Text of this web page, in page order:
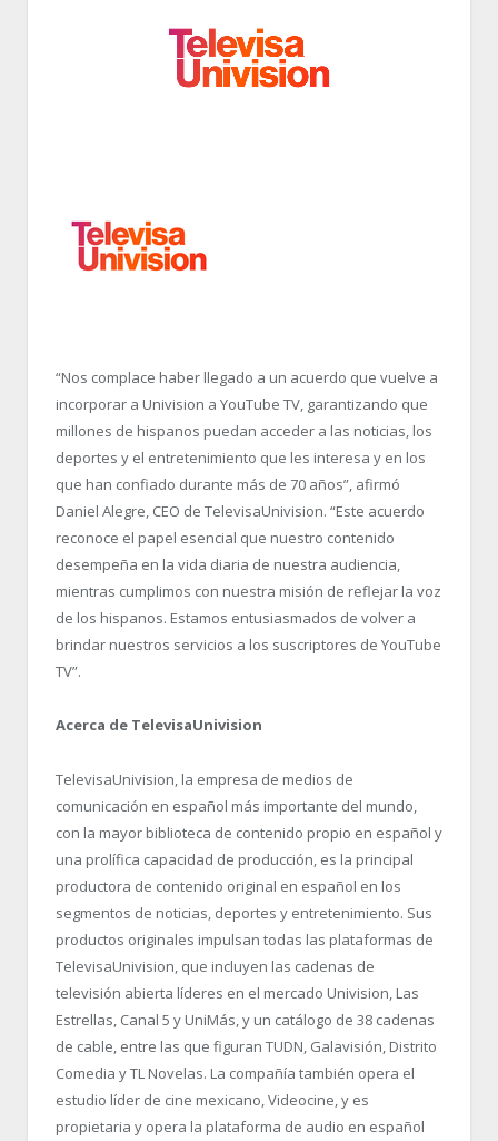
“Nos complace haber llegado a un acuerdo que vuelve a
incorporar a Univision a YouTube TV, garantizando que
millones de hispanos puedan acceder a las noticias, los
deportes y el entretenimiento que les interesa y en los
que han confiado durante más de 70 años”, afirmó
Daniel Alegre, CEO de TelevisaUnivision. “Este acuerdo
reconoce el papel esencial que nuestro contenido
desempeña en la vida diaria de nuestra audiencia,
mientras cumplimos con nuestra misión de reflejar la voz
de los hispanos. Estamos entusiasmados de volver a
brindar nuestros servicios a los suscriptores de YouTube
TV”.
Acerca de TelevisaUnivision
TelevisaUnivision, la empresa de medios de
comunicación en español más importante del mundo,
con la mayor biblioteca de contenido propio en español y
una prolífica capacidad de producción, es la principal
productora de contenido original en español en los
segmentos de noticias, deportes y entretenimiento. Sus
productos originales impulsan todas las plataformas de
TelevisaUnivision, que incluyen las cadenas de
televisión abierta líderes en el mercado Univision, Las
Estrellas, Canal 5 y UniMás, y un catálogo de 38 cadenas
de cable, entre las que figuran TUDN, Galavisión, Distrito
Comedia y TL Novelas. La compañía también opera el
estudio líder de cine mexicano, Videocine, y es
propietaria y opera la plataforma de audio en español